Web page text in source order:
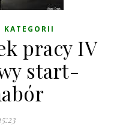
KATEGORII
pracy IV
start-